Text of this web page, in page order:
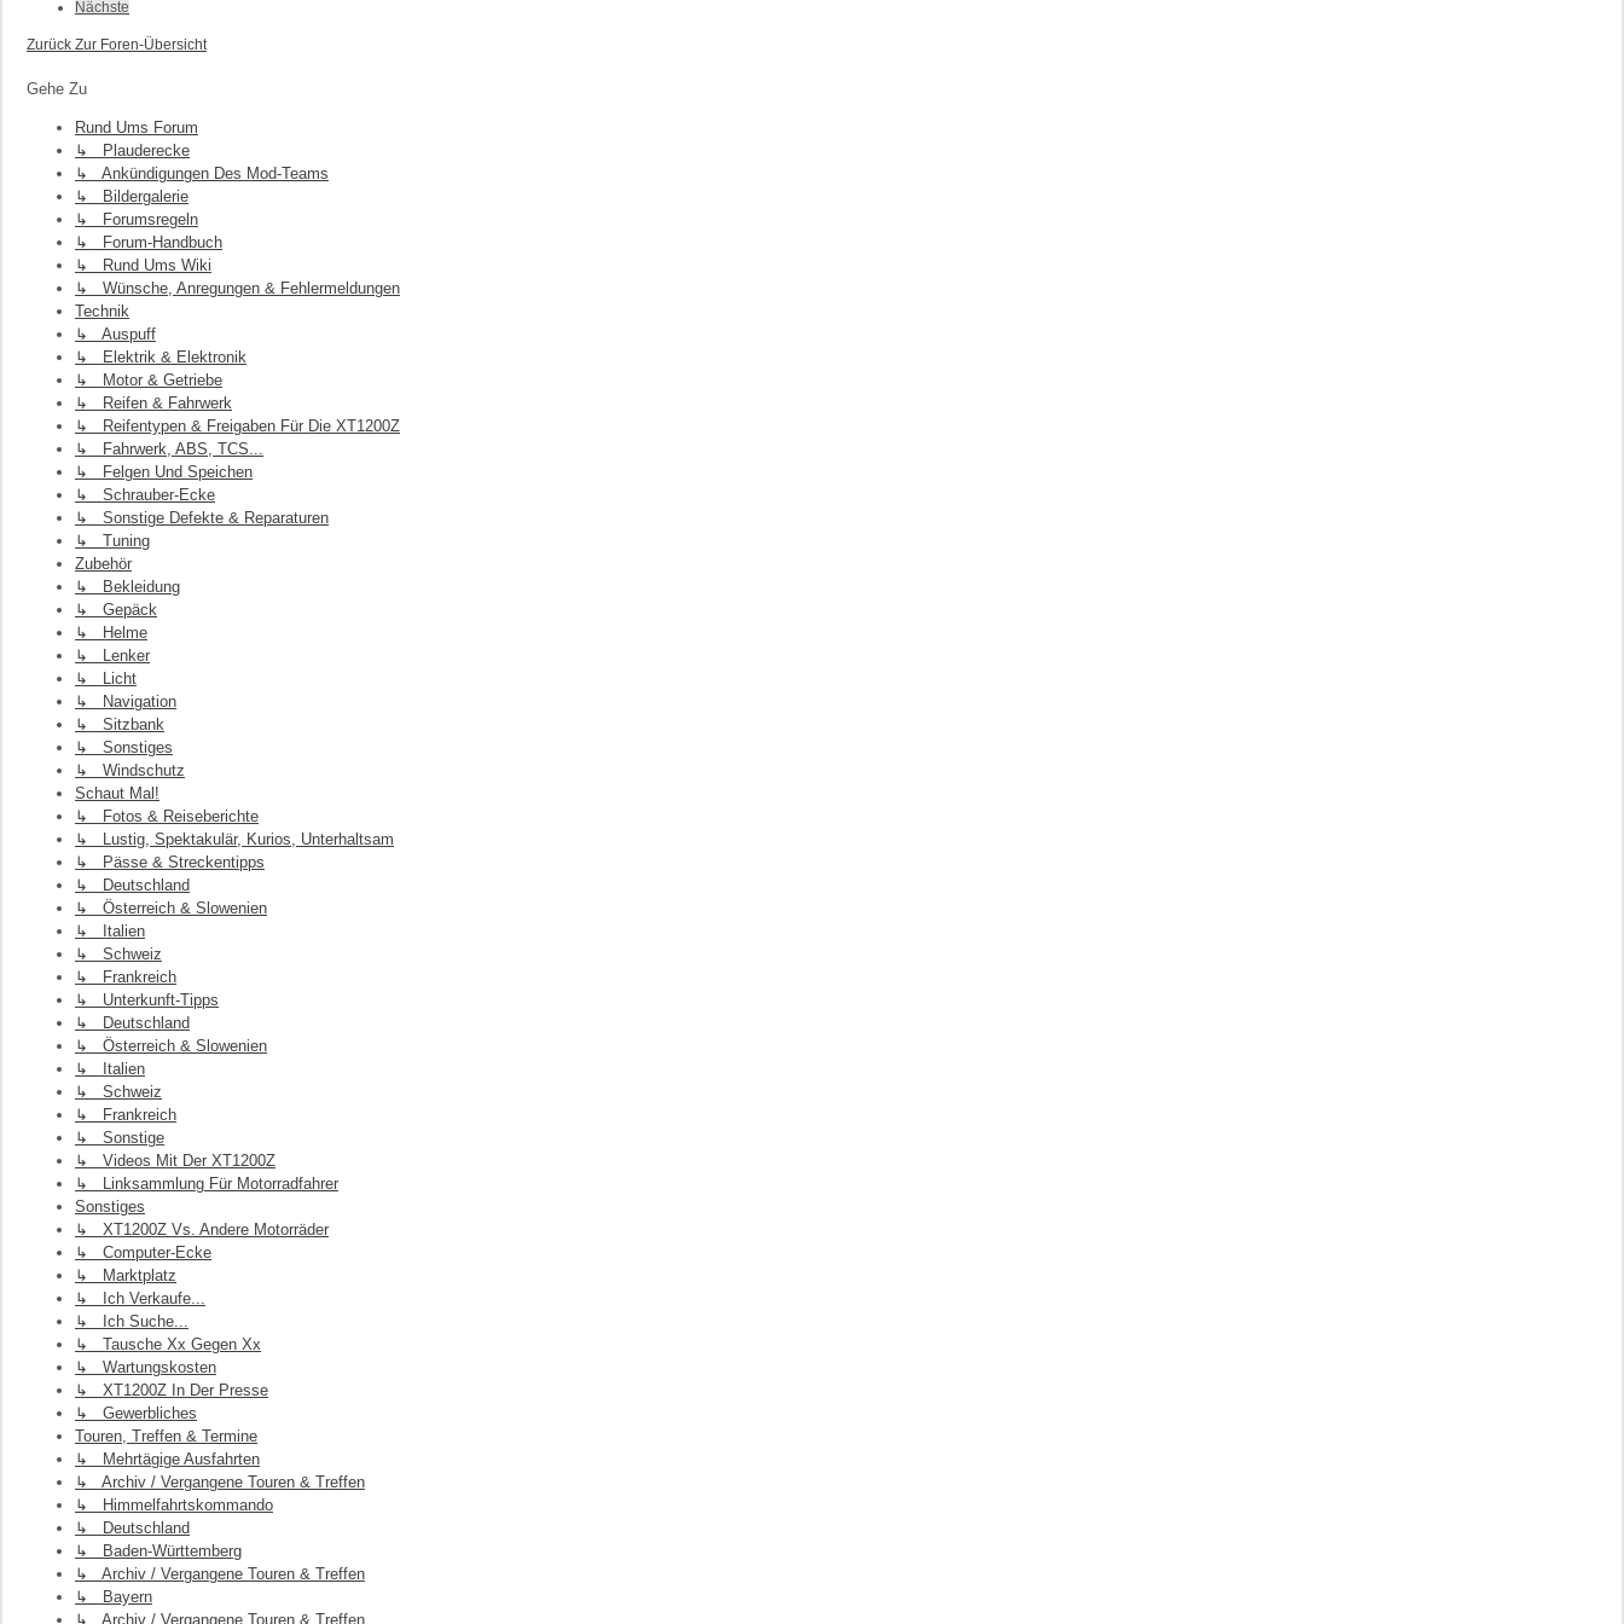
Nächste
Zurück Zur Foren-Übersicht
Gehe Zu
Rund Ums Forum
↳ Plauderecke
↳ Ankündigungen Des Mod-Teams
↳ Bildergalerie
↳ Forumsregeln
↳ Forum-Handbuch
↳ Rund Ums Wiki
↳ Wünsche, Anregungen & Fehlermeldungen
Technik
↳ Auspuff
↳ Elektrik & Elektronik
↳ Motor & Getriebe
↳ Reifen & Fahrwerk
↳ Reifentypen & Freigaben Für Die XT1200Z
↳ Fahrwerk, ABS, TCS...
↳ Felgen Und Speichen
↳ Schrauber-Ecke
↳ Sonstige Defekte & Reparaturen
↳ Tuning
Zubehör
↳ Bekleidung
↳ Gepäck
↳ Helme
↳ Lenker
↳ Licht
↳ Navigation
↳ Sitzbank
↳ Sonstiges
↳ Windschutz
Schaut Mal!
↳ Fotos & Reiseberichte
↳ Lustig, Spektakulär, Kurios, Unterhaltsam
↳ Pässe & Streckentipps
↳ Deutschland
↳ Österreich & Slowenien
↳ Italien
↳ Schweiz
↳ Frankreich
↳ Unterkunft-Tipps
↳ Deutschland
↳ Österreich & Slowenien
↳ Italien
↳ Schweiz
↳ Frankreich
↳ Sonstige
↳ Videos Mit Der XT1200Z
↳ Linksammlung Für Motorradfahrer
Sonstiges
↳ XT1200Z Vs. Andere Motorräder
↳ Computer-Ecke
↳ Marktplatz
↳ Ich Verkaufe...
↳ Ich Suche...
↳ Tausche Xx Gegen Xx
↳ Wartungskosten
↳ XT1200Z In Der Presse
↳ Gewerbliches
Touren, Treffen & Termine
↳ Mehrtägige Ausfahrten
↳ Archiv / Vergangene Touren & Treffen
↳ Himmelfahrtskommando
↳ Deutschland
↳ Baden-Württemberg
↳ Archiv / Vergangene Touren & Treffen
↳ Bayern
↳ Archiv / Vergangene Touren & Treffen